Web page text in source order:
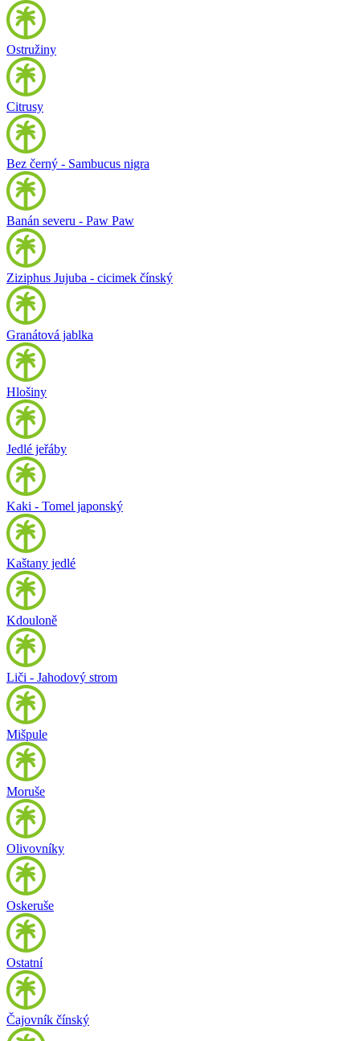
Ostružiny
Citrusy
Bez černý - Sambucus nigra
Banán severu - Paw Paw
Ziziphus Jujuba - cicimek čínský
Granátová jablka
Hlošiny
Jedlé jeřáby
Kaki - Tomel japonský
Kaštany jedlé
Kdouloně
Liči - Jahodový strom
Mišpule
Moruše
Olivovníky
Oskeruše
Ostatní
Čajovník čínský